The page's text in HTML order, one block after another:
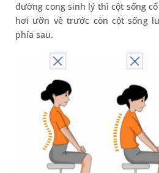
đường cong sinh lý thì cột sống
hơi ưỡn về trước còn cột sống
phía sau.